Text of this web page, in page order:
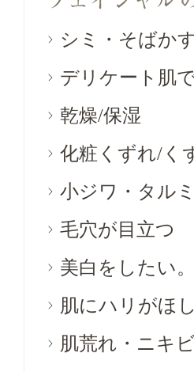
シミ・そばか
デリケート肌
乾燥/保湿
化粧くずれ/く
小ジワ・タル
毛穴が目立つ
美白をしたい
肌にハリがほ
肌荒れ・ニキ